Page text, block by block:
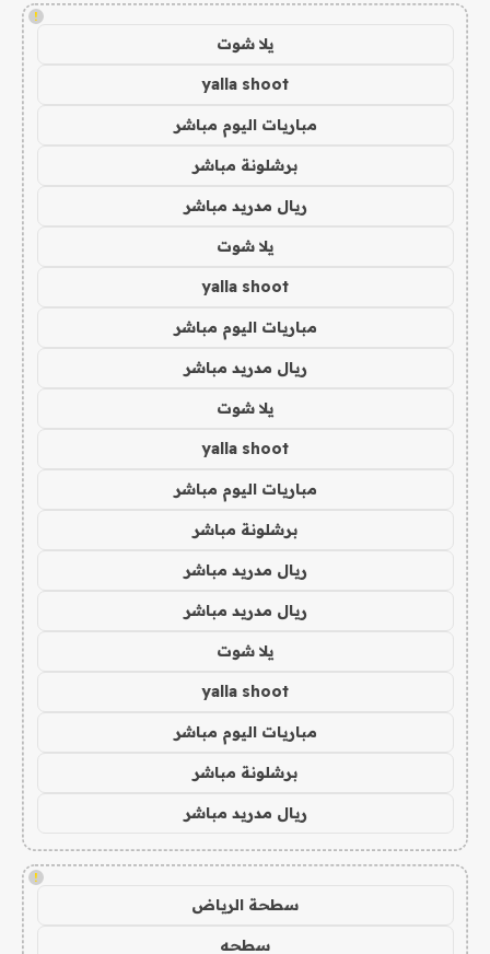
!
يلا شوت
yalla shoot
مباريات اليوم مباشر
برشلونة مباشر
ريال مدريد مباشر
يلا شوت
yalla shoot
مباريات اليوم مباشر
ريال مدريد مباشر
يلا شوت
yalla shoot
مباريات اليوم مباشر
برشلونة مباشر
ريال مدريد مباشر
ريال مدريد مباشر
يلا شوت
yalla shoot
مباريات اليوم مباشر
برشلونة مباشر
ريال مدريد مباشر
!
سطحة الرياض
سطحه